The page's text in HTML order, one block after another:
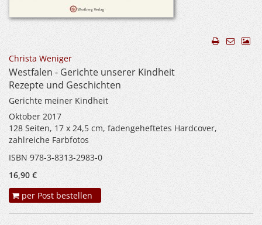
Christa Weniger
Westfalen - Gerichte unserer Kindheit
Rezepte und Geschichten
Gerichte meiner Kindheit
Oktober 2017
128 Seiten, 17 x 24,5 cm, fadengeheftetes Hardcover,
zahlreiche Farbfotos
ISBN 978-3-8313-2983-0
16,90 €
per Post bestellen